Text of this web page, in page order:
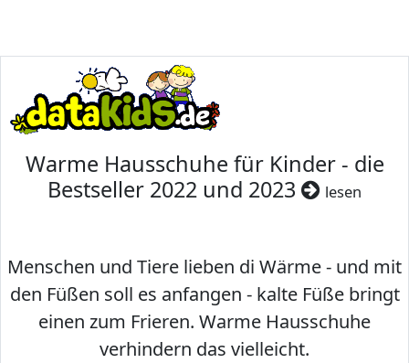
Warme Hausschuhe für Kinder - die
Bestseller 2022 und 2023
lesen
Menschen und Tiere lieben di Wärme - und mit
den Füßen soll es anfangen - kalte Füße bringt
einen zum Frieren. Warme Hausschuhe
verhindern das vielleicht.